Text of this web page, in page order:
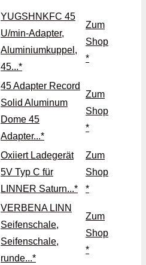
YUGSHNKFC 45
U/min-Adapter,
Aluminiumkuppel,
45...*
Zum
Shop
*
45 Adapter Record
Solid Aluminum
Dome 45
Adapter...*
Zum
Shop
*
Oxiiert Ladegerät
5V Typ C für
LINNER Saturn...*
Zum
Shop
*
VERBENA LINN
Seifenschale,
Seifenschale,
runde...*
Zum
Shop
*